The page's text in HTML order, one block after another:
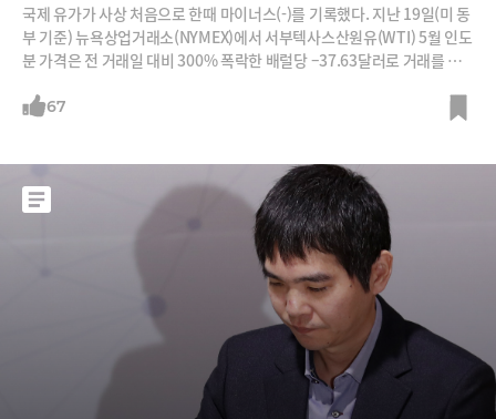
국제 유가가 사상 처음으로 한때 마이너스(-)를 기록했다. 지난 19일(미 동
부 기준) 뉴욕상업거래소(NYMEX)에서 서부텍사스산원유(WTI) 5월 인도
분 가격은 전 거래일 대비 300% 폭락한 배럴당 –37.63달러로 거래를 마
다는 상황이다. 1983년 원유 선물 거래가 시작된 이후 처음 있는 일이
67